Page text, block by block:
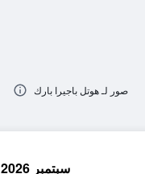
صور لـ هوتل باجيرا بارك
سبتمبر 2026